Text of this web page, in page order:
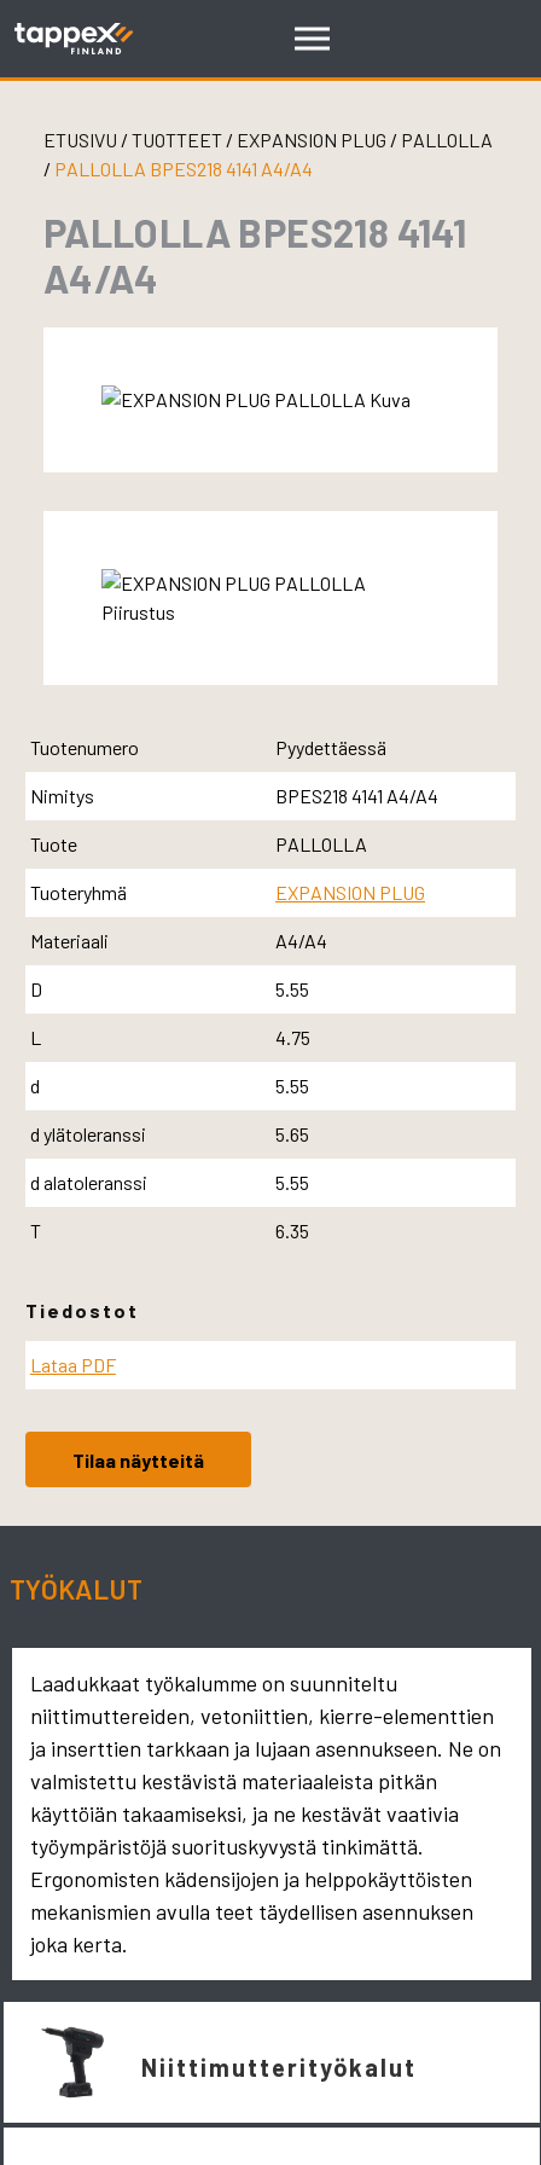
ETUSIVU / TUOTTEET/ EXPANSION PLUG / PALLOLLA
/ PALLOLLA BPES218 4141 A4/A4
PALLOLLA BPES218 4141
A4/A4
Tuotenumero Pyydettäessä
Nimitys BPES218 4141 A4/A4
Tuote PALLOLLA
Tuoteryhmä EXPANSION PLUG
Materiaali A4/A4
D 5.55
L 4.75
d 5.55
d ylätoleranssi 5.65
d alatoleranssi 5.55
T 6.35
Tiedostot
Lataa PDF
Tilaa näytteitä
TYÖKALUT
Laadukkaat työkalumme on suunniteltu
niittimuttereiden, vetoniittien, kierre-elementtien
ja inserttien tarkkaan ja lujaan asennukseen. Ne on
valmistettu kestävistä materiaaleista pitkän
käyttöiän takaamiseksi, ja ne kestävät vaativia
työympäristöjä suorituskyvystä tinkimättä.
Ergonomisten kädensijojen ja helppokäyttöisten
mekanismien avulla teet täydellisen asennuksen
joka kerta.
Niittimutterityökalut